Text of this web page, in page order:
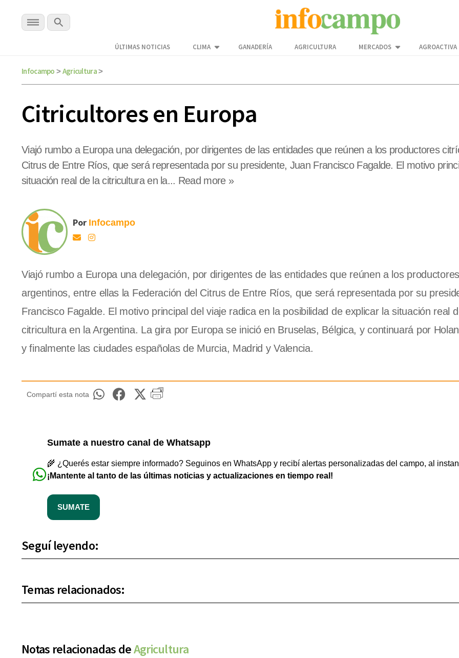
ÚLTIMAS NOTICIAS CLIMA GANADERÍA AGRICULTURA MERCADOS AGROACTIVA
Infocampo > Agricultura>
Citricultores en Europa
Viajó rumbo a Europa una delegación, por dirigentes de las entidades que reúnen a los productores
Citrus de Entre Ríos, que será representada por su presidente, Juan Francisco Fagalde. El motivo
situación real de la citricultura en la... Read more »
Por Infocampo
Viajó rumbo a Europa una delegación, por dirigentes de las entidades que reúnen a los
argentinos, entre ellas la Federación del Citrus de Entre Ríos, que será representada por su
Francisco Fagalde. El motivo principal del viaje radica en la posibilidad de explicar la situación real
citricultura en la Argentina. La gira por Europa se inició en Bruselas, Bélgica, y continuará por
y finalmente las ciudades españolas de Murcia, Madrid y Valencia.
Compartí esta nota
Sumate a nuestro canal de Whatsapp
🌾 ¿Querés estar siempre informado? Seguinos en WhatsApp y recibí alertas personalizadas del campo, al
¡Mantente al tanto de las últimas noticias y actualizaciones en tiempo real!
SUMATE
Seguí leyendo:
Temas relacionados:
Notas relacionadas deAgricultura